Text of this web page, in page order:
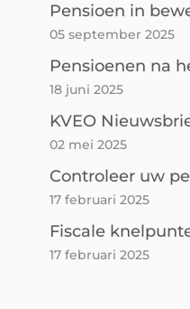
Pensioen in
05 september 2025
Pensioenen na
18 juni 2025
KVEO
02 mei 2025
Controleer uw
17 februari 2025
Fiscale
17 februari 2025